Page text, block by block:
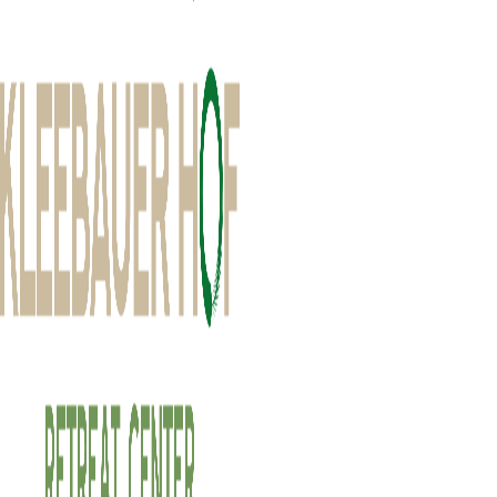
Schlaf ist ein Thema, das uns alle betrifft und eine der wichtigsten
viel zu wenig Beachtung geschenkt.